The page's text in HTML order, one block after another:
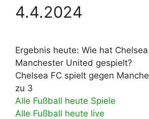
4.4.2024
Ergebnis heute: Wie hat
Manchester United gespielt?
Chelsea FC spielt gegen
zu 3
Alle Fußball heute Spiele
Alle Fußball heute live